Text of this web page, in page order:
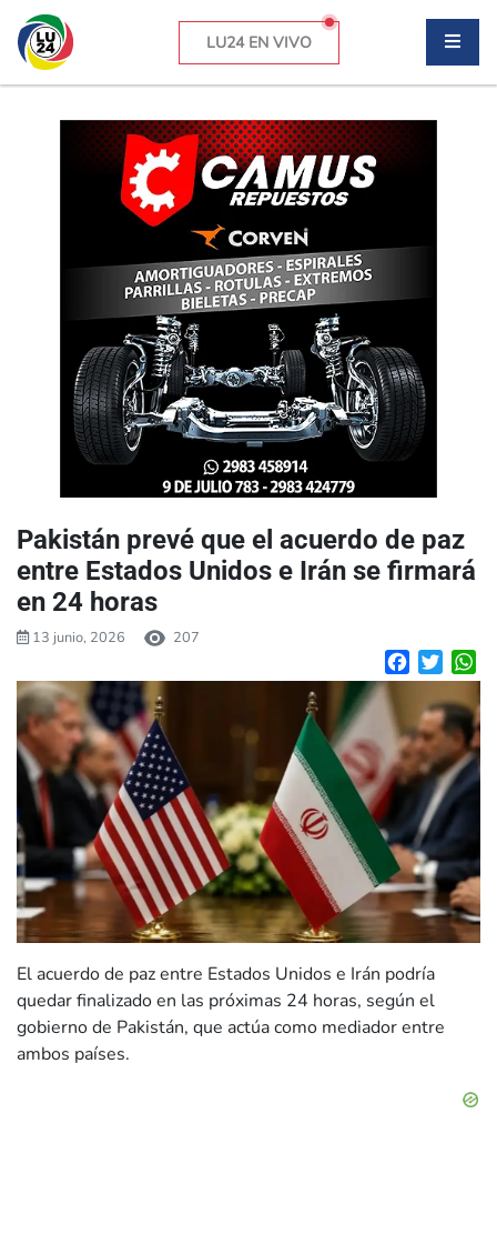
LU24 EN VIVO
Pakistán prevé que el acuerdo de paz
entre Estados Unidos e Irán se firmará
en 24 horas
13 junio, 2026 207
Facebook
El acuerdo de paz entre Estados Unidos e Irán podría
quedar finalizado en las próximas 24 horas, según el
gobierno de Pakistán, que actúa como mediador entre
ambos países.